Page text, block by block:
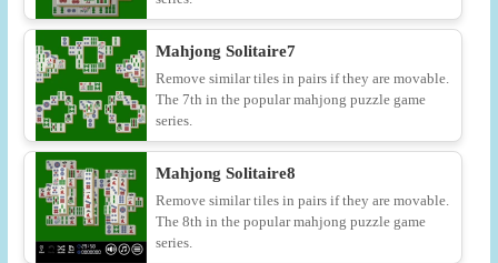
Mahjong Solitaire7
Remove similar tiles in pairs if they are movable.
The 7th in the popular mahjong puzzle game
series.
Mahjong Solitaire8
Remove similar tiles in pairs if they are movable.
The 8th in the popular mahjong puzzle game
series.